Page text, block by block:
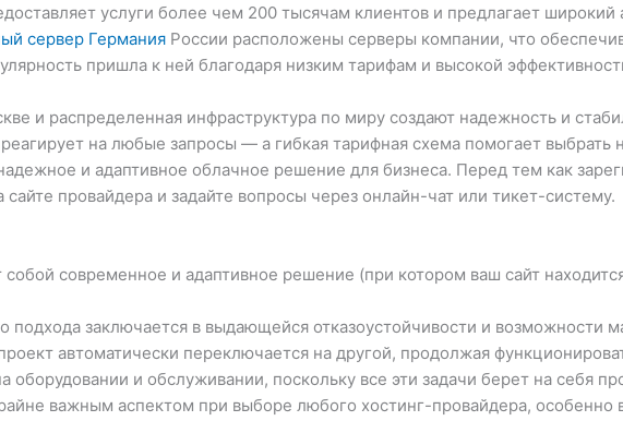
услуги более чем 200 тысячам клиентов и предлагает широкий
сервер Германия России расположены серверы компании, что
пришла к ней благодаря низким тарифам и высокой
и распределенная инфраструктура по миру создают надежность и
на любые запросы — а гибкая тарифная схема помогает выбрать
и адаптивное облачное решение для бизнеса. Перед тем как
сайте провайдера и задайте вопросы через онлайн-чат или тикет-систему.
современное и адаптивное решение (при котором ваш сайт
подхода заключается в выдающейся отказоустойчивости и возможности
автоматически переключается на другой, продолжая
оборудовании и обслуживании, поскольку все эти задачи берет на себя
важным аспектом при выборе любого хостинг-провайдера, особенно